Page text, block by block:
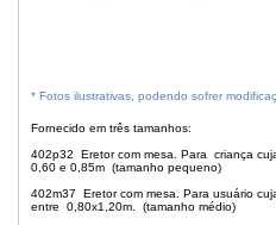
* Fotos ilustrativas, podendo sofrer
Fornecido em três tamanhos:
402p32 Eretor com mesa. Para criança
0,60 e 0,85m (tamanho pequeno)
402m37 Eretor com mesa. Para usuário
entre
0,80x1,20m. (tamanho médio)